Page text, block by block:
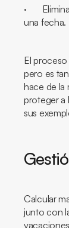
· Eliminar
una fecha.
El
pero es
hace de la
proteger a
sus
Calcular
junto con